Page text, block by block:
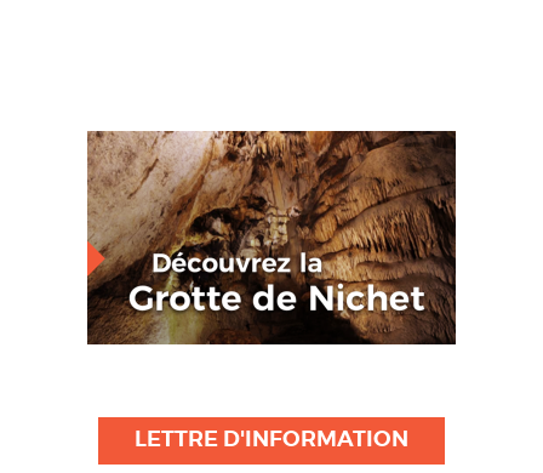
LETTRE D'INFORMATION